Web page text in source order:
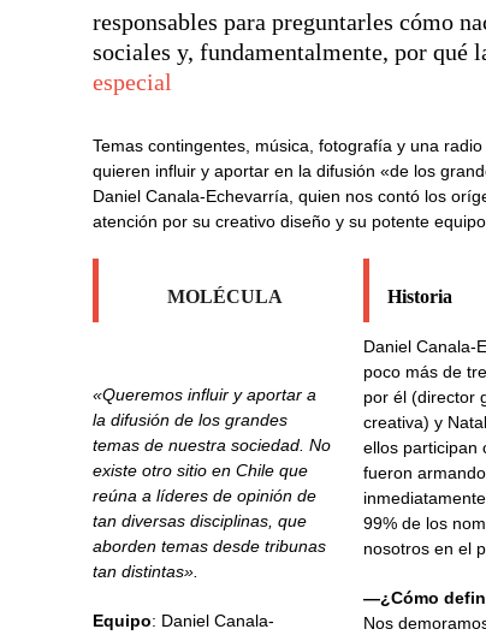
responsables para preguntarles cómo
sociales y, fundamentalmente, por qué
especial
Temas contingentes, música, fotografía y una
quieren influir y aportar en la difusión «de los
Daniel Canala-Echevarría, quien nos contó los
atención por su creativo diseño y su potente
MOLÉCULA
«Queremos influir y aportar a
la difusión de los grandes
temas de nuestra sociedad. No
existe otro sitio en Chile que
reúna a líderes de opinión de
tan diversas disciplinas, que
aborden temas desde tribunas
tan distintas».
Equipo: Daniel Canala-
Historia
Daniel Canala-
poco más de
por él (director
creativa) y
ellos participan
fueron
99% de los
nosotros en el
—¿Cómo
Nos